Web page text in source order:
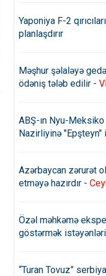
Yaponiya F-2
planlaşdırır
Məşhur şəlaləyə
ödəniş tələb edilir -
ABŞ-ın Nyu-
Nazirliyinə "Epşteyn"
Azərbaycan zərurət
etməyə hazırdır -
Özəl məhkəmə
göstərmək
“Turan Tovuz”